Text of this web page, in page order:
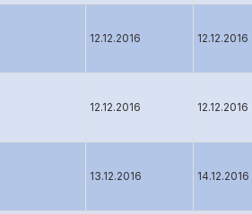
12.12.2016 12.12.2016
12.12.2016 12.12.2016
13.12.2016 14.12.2016